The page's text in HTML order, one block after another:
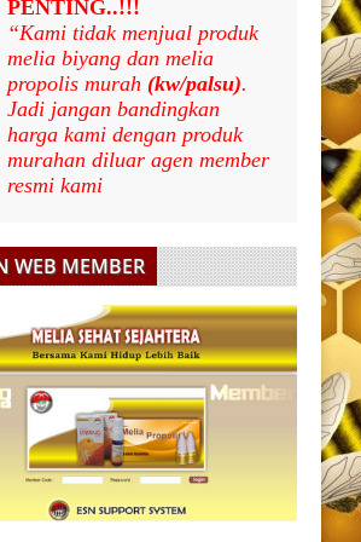
PENTING..!!!
“Kami tidak menjual produk
melia biyang dan melia
propolis murah (kw/palsu).
Jadi jangan bandingkan
harga kami dengan produk
murahan diluar agen member
resmi kami
WEB MEMBER